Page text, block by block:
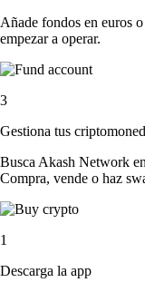
Añade fondos en euros
empezar a operar.
3
Gestiona tus
Busca Akash Network
Compra, vende o haz
1
Descarga la app